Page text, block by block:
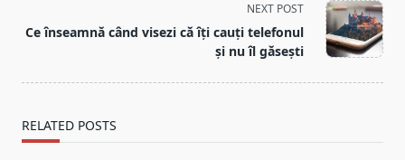
reader-
NEXT POST
Ce înseamnă când visezi că îți cauți telefonul
și nu îl găsești
RELATED POSTS